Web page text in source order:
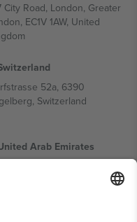
City Road, London, Greater
EC1V 1AW, United
52a, 6390
Switzerland
Arab Emirates
A1, Office 302, Dubai,